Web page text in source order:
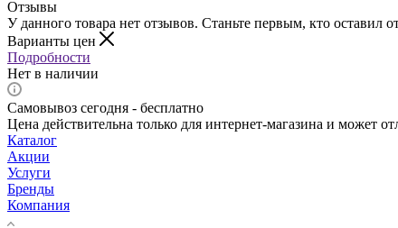
Отзывы
У данного товара нет отзывов. Станьте первым, кто оставил
Варианты цен
Подробности
Нет в наличии
Самовывоз сегодня - бесплатно
Цена действительна только для интернет-магазина и может
Каталог
Акции
Услуги
Бренды
Компания